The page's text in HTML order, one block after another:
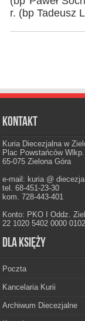
r. (bp Tadeusz
Kontakt
Kuria Diecezjalna w
Plac Powstańców
65-075 Zielona Góra
e-mail: kuria @
tel. 68-451-23-30
kom. 728-443-401
Konto: PKO I Oddz.
22 1020 5402 0000
Dla księży
Poczta
Kancelaria Kurii
Archiwum Diecezjalne